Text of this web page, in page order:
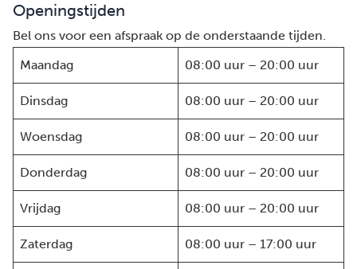
Openingstijden
Bel ons voor een afspraak op de onderstaande tijden.
Maandag
08:00 uur – 20:00 uur
Dinsdag 08:00 uur – 20:00 uur
Woensdag 08:00 uur – 20:00 uur
Donderdag 08:00 uur – 20:00 uur
Vrijdag 08:00 uur – 20:00 uur
Zaterdag 08:00 uur – 17:00 uur